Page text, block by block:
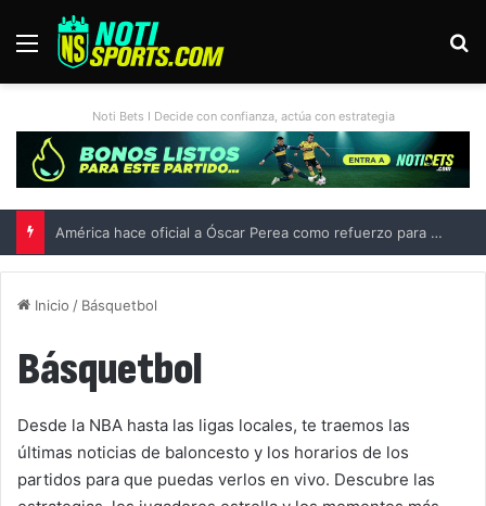
Menú
Noti Bets I Decide con confianza, actúa con estrategia
Liga MX vs MLS All-Star Game 2026: previa, fecha, horario, convocados y todo lo que debes saber
Inicio / Básquetbol
Básquetbol
Desde la NBA hasta las ligas locales, te traemos las
últimas noticias de baloncesto y los horarios de los
partidos para que puedas verlos en vivo. Descubre las